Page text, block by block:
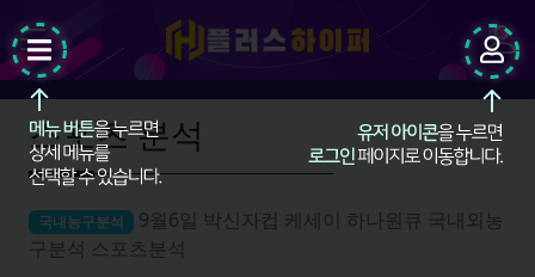
팝업레이어 알림
팝업레이어 알림이 없습니다.